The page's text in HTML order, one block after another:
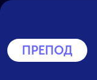
ПРЕПОД